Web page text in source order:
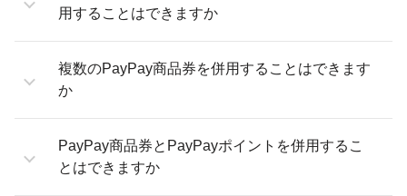
用することはできますか
複数のPayPay商品券を併用することはできます
か
PayPay商品券とPayPayポイントを併用するこ
とはできますか